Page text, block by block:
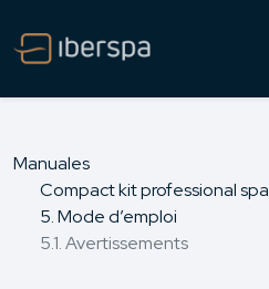
Manuales
Compact kit professional spa
5. Mode d’emploi
5.1. Avertissements